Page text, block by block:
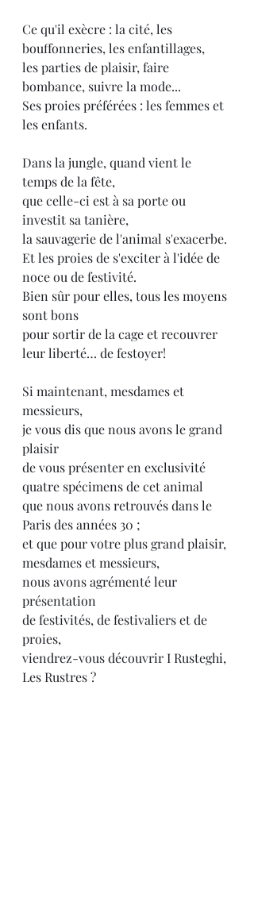
Ce qu'il exècre : la cité, les
bouffonneries, les enfantillages,
les parties de plaisir, faire
bombance, suivre la mode...
Ses proies préférées : les femmes et
les enfants.
Dans la jungle, quand vient le
temps de la fête,
que celle-ci est à sa porte ou
investit sa tanière,
la sauvagerie de l'animal s'exacerbe.
Et les proies de s'exciter à l'idée de
noce ou de festivité.
Bien sûr pour elles, tous les moyens
sont bons
pour sortir de la cage et recouvrer
leur liberté… de festoyer!
Si maintenant, mesdames et
messieurs,
je vous dis que nous avons le grand
plaisir
de vous présenter en exclusivité
quatre spécimens de cet animal
que nous avons retrouvés dans le
Paris des années 30 ;
et que pour votre plus grand plaisir,
mesdames et messieurs,
nous avons agrémenté leur
présentation
de festivités, de festivaliers et de
proies,
viendrez-vous découvrir I Rusteghi,
Les Rustres ?